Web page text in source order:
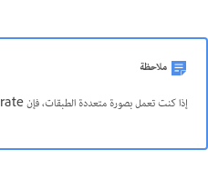
ملاحظة
إذا كنت تعمل بصورة متعددة الطبقات، فإن Desaturate يحول الطبقة المحددة فقط.